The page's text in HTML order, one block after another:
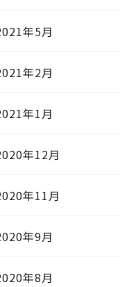
年5月
年2月
年1月
年12月
年11月
年9月
年8月